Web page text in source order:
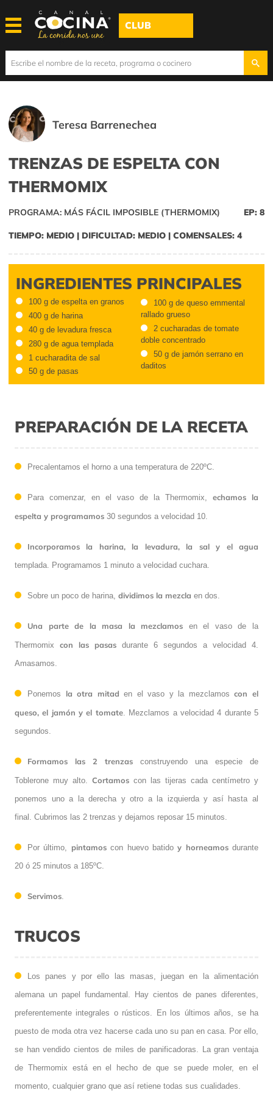
CLUB
Teresa Barrenechea
TRENZAS DE ESPELTA CON
THERMOMIX
PROGRAMA: MÁS FÁCIL IMPOSIBLE (THERMOMIX) EP: 8
TIEMPO: MEDIO | DIFICULTAD: MEDIO | COMENSALES: 4
INGREDIENTES PRINCIPALES
100 g de espelta en granos
400 g de harina
40 g de levadura fresca
280 g de agua templada
1 cucharadita de sal
50 g de pasas
100 g de queso emmental
rallado grueso
2 cucharadas de tomate
doble concentrado
50 g de jamón serrano en
daditos
PREPARACIÓN DE LA RECETA
Precalentamos el horno a una temperatura de 220ºC.
Para comenzar, en el vaso de la Thermomix, echamos la
espelta y programamos 30 segundos a velocidad 10.
Incorporamos la harina, la levadura, la sal y el agua
templada. Programamos 1 minuto a velocidad cuchara.
Sobre un poco de harina, dividimos la mezcla en dos.
Una parte de la masa la mezclamos en el vaso de la
Thermomix con las pasas durante 6 segundos a velocidad 4.
Amasamos.
Ponemos la otra mitad en el vaso y la mezclamoscon el
queso, el jamón y el tomate. Mezclamos a velocidad 4 durante 5
segundos.
Formamos las 2 trenzas construyendo una especie de
Toblerone muy alto. Cortamos con las tijeras cada centímetro y
ponemos uno a la derecha y otro a la izquierda y así hasta al
final. Cubrimos las 2 trenzas y dejamos reposar 15 minutos.
Por último, pintamoscon huevo batidoy horneamosdurante
20 ó 25 minutos a 185ºC.
Servimos.
TRUCOS
Los panes y por ello las masas, juegan en la alimentación
alemana un papel fundamental. Hay cientos de panes diferentes,
preferentemente integrales o rústicos. En los últimos años, se ha
puesto de moda otra vez hacerse cada uno su pan en casa. Por ello,
se han vendido cientos de miles de panificadoras. La gran ventaja
de Thermomix está en el hecho de que se puede moler, en el
momento, cualquier grano que así retiene todas sus cualidades.